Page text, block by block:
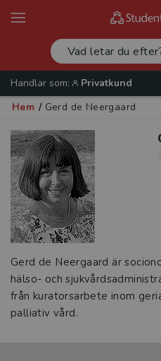
Handlar som:
Privatkund
Hem / Gerd de Neergaard
Gerd de Neergaard är
hälso- och
från kuratorsarbete inom
palliativ vård.